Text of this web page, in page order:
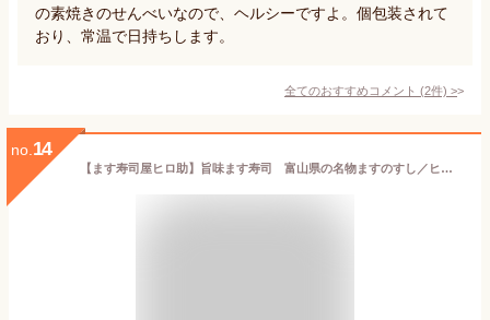
の素焼きのせんべいなので、ヘルシーですよ。個包装されて
おり、常温で日持ちします。
全てのおすすめコメント (2件) >
no. 14
【ます寿司屋ヒロ助】旨味ます寿司 富山県の名物ますのすし／ヒルナンデスで紹介されました